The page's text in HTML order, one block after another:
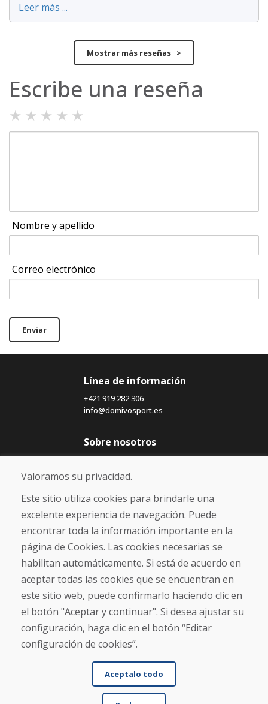
Leer más ...
Mostrar más reseñas >
Escribe una reseña
★ ★ ★ ★ ★
Nombre y apellido
Correo electrónico
Enviar
Línea de información
+421 919 282 306
info@domivosport.es
Sobre nosotros
Blog
Sobre nosotros
Comercio
Contacto
Compra
Tienda electrónica
Envío y pago
NORMAS DE RECLAMACIÓN
Devolución y cambio de mercancías
Política de privacidad
Cookies
Valoramos su privacidad.
Este sitio utiliza cookies para brindarle una
excelente experiencia de navegación. Puede
encontrar toda la información importante en la
página de Cookies. Las cookies necesarias se
habilitan automáticamente. Si está de acuerdo en
aceptar todas las cookies que se encuentran en
este sitio web, puede confirmarlo haciendo clic en
el botón "Aceptar y continuar". Si desea ajustar su
configuración, haga clic en el botón “Editar
configuración de cookies”.
Aceptalo todo